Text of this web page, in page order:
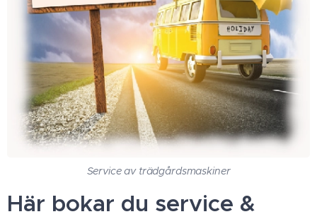
Service av trädgårdsmaskiner
Här bokar du service &